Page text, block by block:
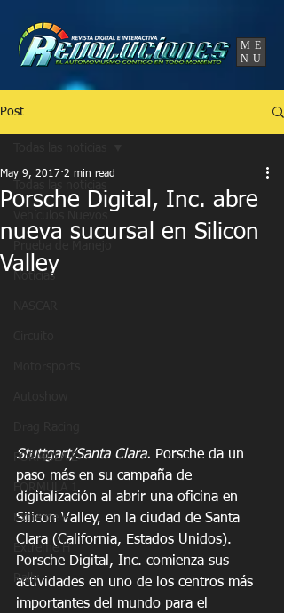
ME
NU
Post
Noticias
FORMULA E
FORMULA 1
Extreme E
Extreme H
Rally
Porsche Digital, Inc. abre
nueva sucursal en Silicon
Valley
May 9, 2017 2 min read
Stuttgart/Santa Clara. Porsche da un
paso más en su campaña de
digitalización al abrir una oficina en
Silicon Valley, en la ciudad de Santa
Clara (California, Estados Unidos).
Porsche Digital, Inc. comienza sus
actividades en uno de los centros más
importantes del mundo para el